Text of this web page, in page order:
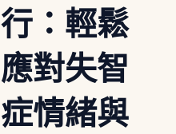
行：輕鬆
應對失智
症情緒與